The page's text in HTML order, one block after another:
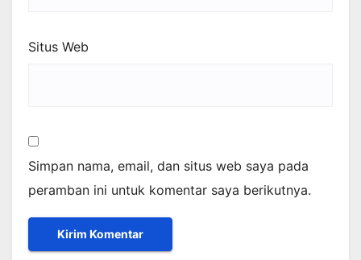
Situs Web
Simpan nama, email, dan situs web saya pada
peramban ini untuk komentar saya berikutnya.